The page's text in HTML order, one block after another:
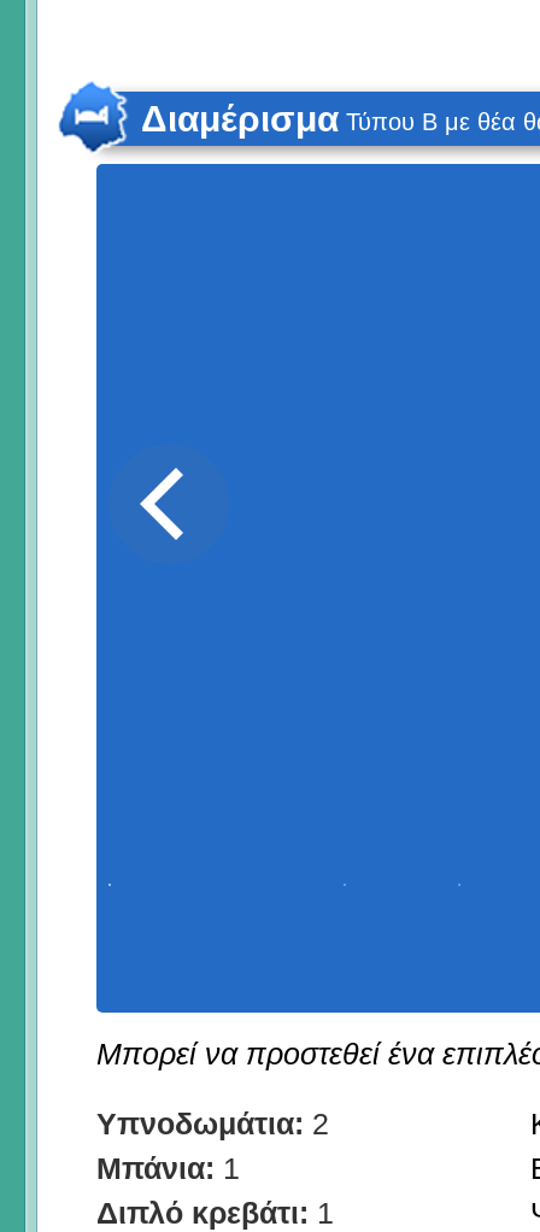
Διαμέρισμα Τύπου Β με θέα
Μπορεί να προστεθεί ένα
Υπνοδωμάτια: 2
Μπάνια: 1
Διπλό κρεβάτι: 1